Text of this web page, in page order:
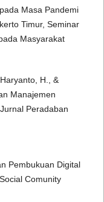
Masa Pandemi
Timur, Seminar
Masyarakat
H., &
Manajemen
Peradaban
Pembukuan Digital
Comunity